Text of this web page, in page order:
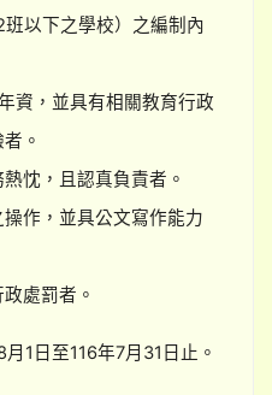
以下之學校）之編制內
資，並具有相關教育行政
。
忱，且認真負責者。
作，並具公文寫作能力
處罰者。
1日至116年7月31日止。